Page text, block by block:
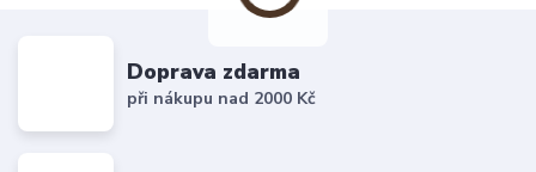
Doprava zdarma
při nákupu nad 2000 Kč